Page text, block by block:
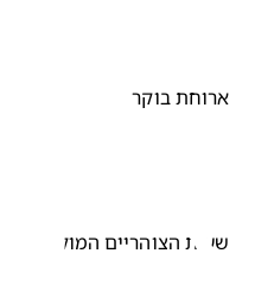
בוקר
הצוהריים המוקדמות